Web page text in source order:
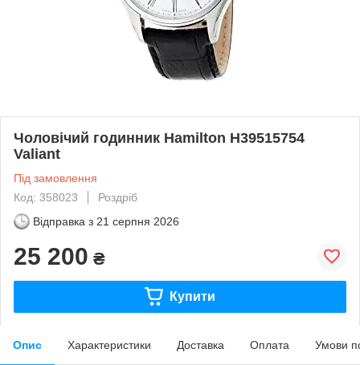
Чоловічий годинник Hamilton H39515754
Valiant
Під замовлення
Код: 358023
Роздріб
Відправка з 21 серпня 2026
25 200 ₴
Купити
Опис Характеристики Доставка Оплата Умови